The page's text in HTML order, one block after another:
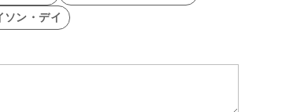
ソン・デイ